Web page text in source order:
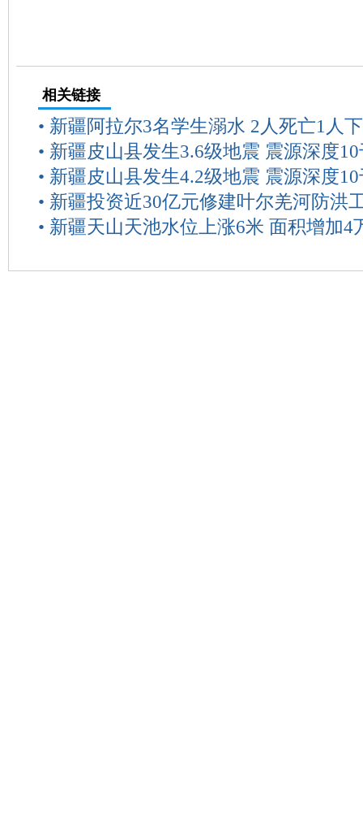
相关链接
• 新疆阿拉尔3名学生溺水 2人死亡1人
• 新疆皮山县发生3.6级地震 震源深度
• 新疆皮山县发生4.2级地震 震源深度
• 新疆投资近30亿元修建叶尔羌河防洪
• 新疆天山天池水位上涨6米 面积增加4